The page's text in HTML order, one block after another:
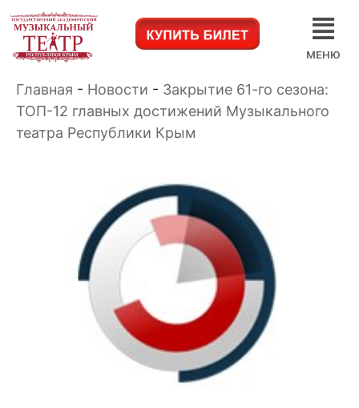
МЕНЮ
Главная - Новости - Закрытие 61-го сезона:
ТОП-12 главных достижений Музыкального
театра Республики Крым